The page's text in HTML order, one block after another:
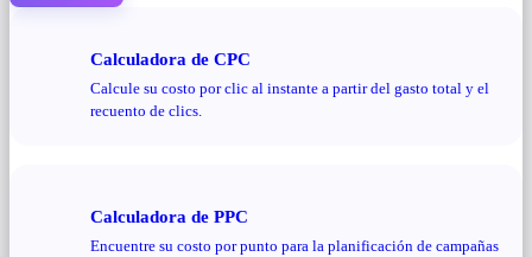
Calculadora de CPC
Calcule su costo por clic al instante a partir del gasto total y el
recuento de clics.
Calculadora de PPC
Encuentre su costo por punto para la planificación de campañas